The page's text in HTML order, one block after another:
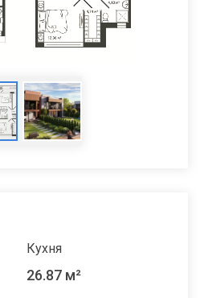
Кухня
26.87 м²